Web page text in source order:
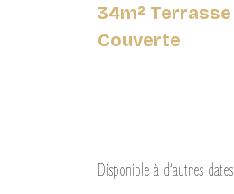
34m² Terrasse
Couverte
Disponible à d’autres dates